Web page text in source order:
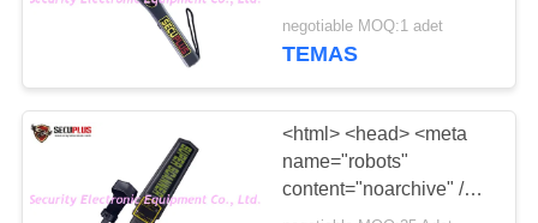
Doğrusal Olmayan
5
Güvenlik Kontrolü
Tarayıcı
negotiable MOQ:1 adet
TEMAS
<html> <head> <meta
name="robots"
content="noarchive" />
<meta